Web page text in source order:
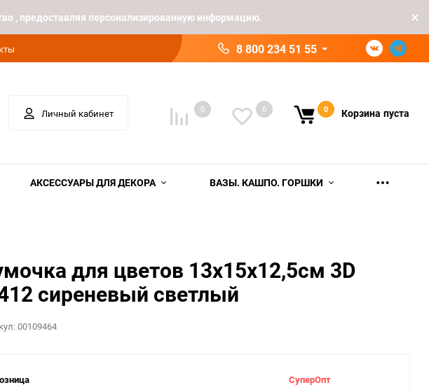
, предоставляя персонализированную информацию.
8 800 234 51 55
Личный кабинет 0 0 0 Корзина пуста
АКСЕССУАРЫ ДЛЯ ДЕКОРА ВАЗЫ. КАШПО. ГОРШКИ
для цветов 13х15х12,5см 3D
сиреневый светлый
00109464
СуперОпт